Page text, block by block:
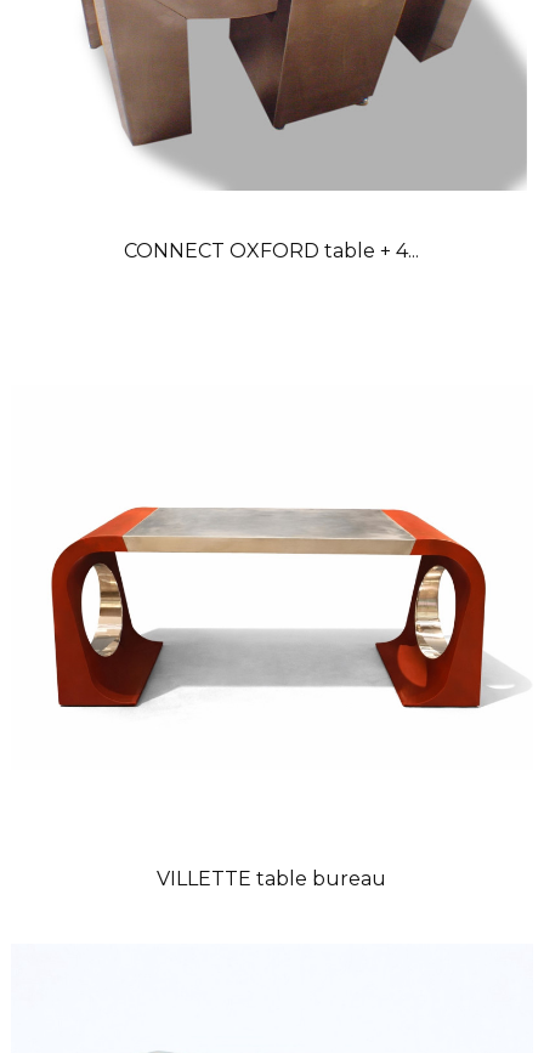
CONNECT OXFORD table + 4...
VILLETTE table bureau